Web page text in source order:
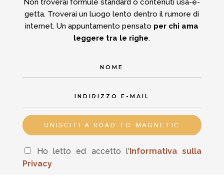
Non troverai formule standard o contenuti usa-e-
getta. Troverai un luogo lento dentro il rumore di
internet.Un appuntamento pensato per chi ama
leggere tra le righe.
UNISCITI A ROAD TO MAGNETIC
Ho letto ed accetto l' Informativa sulla
Privacy